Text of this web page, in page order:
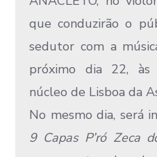
que conduzirão o
sedutor com a
próximo dia 22,
núcleo de Lisboa da
No mesmo dia, será
9 Capas P’ró Zeca